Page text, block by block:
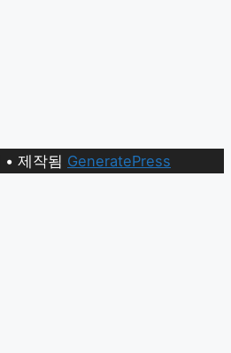
• 제작됨 GeneratePress